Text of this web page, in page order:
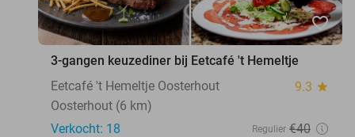
favorite_border
3-gangen keuzediner bij Eetcafé 't Hemeltje
Eetcafé 't Hemeltje Oosterhout
9.3 star
Oosterhout (6 km)
Verkocht: 18
Regulier €40